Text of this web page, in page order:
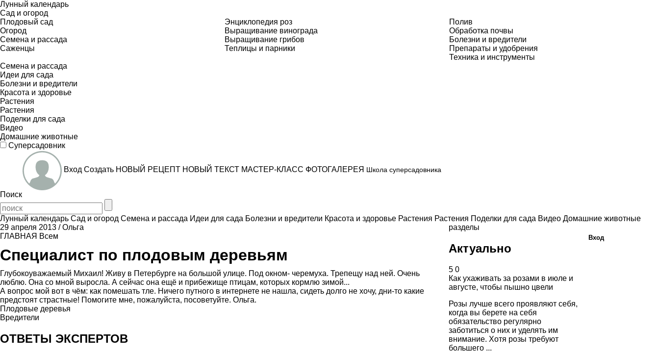
Лунный календарь
Сад и огород
Плодовый сад
Огород
Семена и рассада
Саженцы
Энциклопедия роз
Выращивание винограда
Выращивание грибов
Теплицы и парники
Полив
Обработка почвы
Болезни и вредители
Препараты и удобрения
Техника и инструменты
Семена и рассада
Идеи для сада
Болезни и вредители
Красота и здоровье
Растения
Растения
Поделки для сада
Видео
Домашние животные
Суперсадовник
Вход Создать НОВЫЙ РЕЦЕПТ НОВЫЙ ТЕКСТ МАСТЕР-КЛАСС ФОТОГАЛЕРЕЯ Школа суперсадовника
Поиск
Лунный календарь Сад и огород Семена и рассада Идеи для сада Болезни и вредители Красота и здоровье Растения Растения Поделки для сада Видео Домашние животные
29 апреля 2013 /Ольга
ГЛАВНАЯ Всем
Специалист по плодовым деревьям
Глубокоуважаемый Михаил! Живу в Петербурге на большой улице. Под окном- черемуха. Трепещу над ней. Очень
люблю. Она со мной выросла. А сейчас она ещё и прибежище птицам, которых кормлю зимой...
А вопрос мой вот в чём: как помешать тле. Ничего путного в интернете не нашла, сидеть долго не хочу, дни-то какие
предстоят страстные! Помогитe мне, пожалуйста, посоветуйте. Ольга.
Плодовые деревья
Вредители
ОТВЕТЫ ЭКСПЕРТОВ
разделы
Актуально
5 0
Как ухаживать за розами в июле и
августе, чтобы пышно цвели
Розы лучше всего проявляют себя,
когда вы берете на себя
обязательство регулярно
заботиться о них и уделять им
внимание. Хотя розы требуют
большего ...
Вход